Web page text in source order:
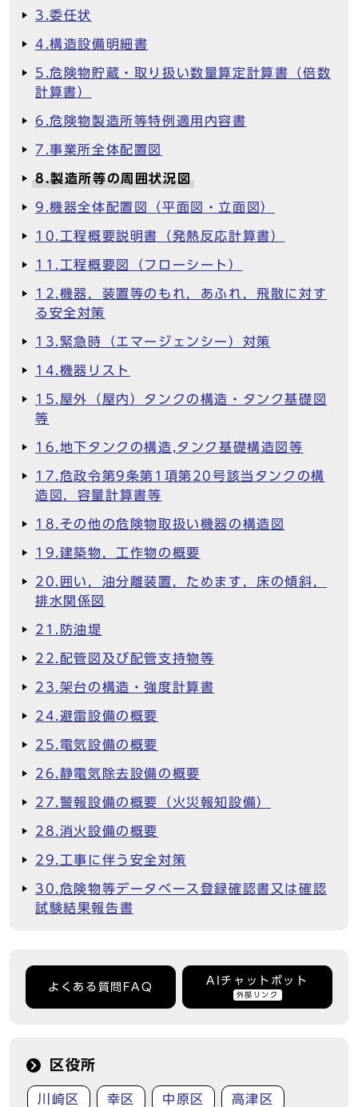
3.委任状
4.構造設備明細書
5.危険物貯蔵・取り扱い数量算定計算書（倍数
計算書）
6.危険物製造所等特例適用内容書
7.事業所全体配置図
8.製造所等の周囲状況図
9.機器全体配置図（平面図・立面図）
10.工程概要説明書（発熱反応計算書）
11.工程概要図（フローシート）
12.機器，装置等のもれ，あふれ，飛散に対す
る安全対策
13.緊急時（エマージェンシー）対策
14.機器リスト
15.屋外（屋内）タンクの構造・タンク基礎図
等
16.地下タンクの構造,タンク基礎構造図等
17.危政令第9条第1項第20号該当タンクの構
造図，容量計算書等
18.その他の危険物取扱い機器の構造図
19.建築物，工作物の概要
20.囲い，油分離装置，ためます，床の傾斜，
排水関係図
21.防油堤
22.配管図及び配管支持物等
23.架台の構造・強度計算書
24.避雷設備の概要
25.電気設備の概要
26.静電気除去設備の概要
27.警報設備の概要（火災報知設備）
28.消火設備の概要
29.工事に伴う安全対策
30.危険物等データベース登録確認書又は確認
試験結果報告書
よくある質問FAQ
AIチャットボット
外部リンク
区役所
川崎区 幸区 中原区 高津区